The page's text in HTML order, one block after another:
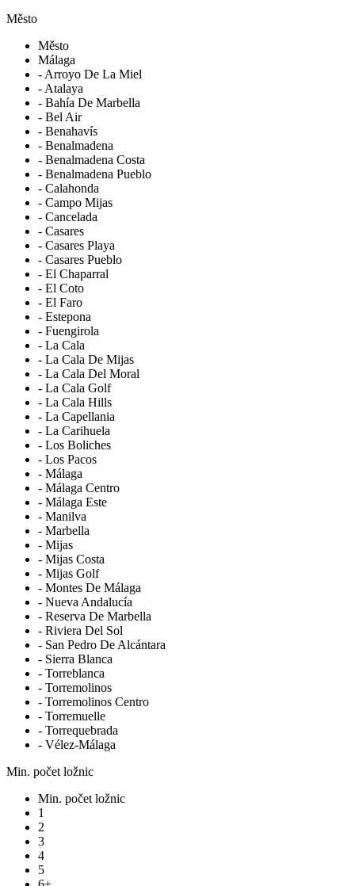
Město
Město
Málaga
- Arroyo De La Miel
- Atalaya
- Bahía De Marbella
- Bel Air
- Benahavís
- Benalmadena
- Benalmadena Costa
- Benalmadena Pueblo
- Calahonda
- Campo Mijas
- Cancelada
- Casares
- Casares Playa
- Casares Pueblo
- El Chaparral
- El Coto
- El Faro
- Estepona
- Fuengirola
- La Cala
- La Cala De Mijas
- La Cala Del Moral
- La Cala Golf
- La Cala Hills
- La Capellania
- La Carihuela
- Los Boliches
- Los Pacos
- Málaga
- Málaga Centro
- Málaga Este
- Manilva
- Marbella
- Mijas
- Mijas Costa
- Mijas Golf
- Montes De Málaga
- Nueva Andalucía
- Reserva De Marbella
- Riviera Del Sol
- San Pedro De Alcántara
- Sierra Blanca
- Torreblanca
- Torremolinos
- Torremolinos Centro
- Torremuelle
- Torrequebrada
- Vélez-Málaga
Min. počet ložnic
Min. počet ložnic
1
2
3
4
5